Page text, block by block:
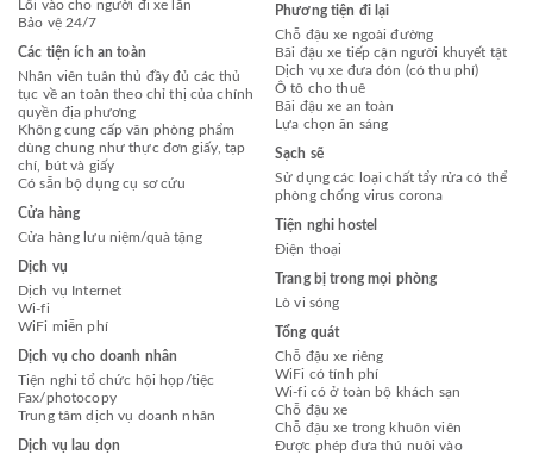
Lối vào cho người đi xe lăn
Bảo vệ 24/7
Các tiện ích an toàn
Nhân viên tuân thủ đầy đủ các thủ
tục về an toàn theo chỉ thị của chính
quyền địa phương
Không cung cấp văn phòng phẩm
dùng chung như thực đơn giấy, tạp
chí, bút và giấy
Có sẵn bộ dụng cụ sơ cứu
Cửa hàng
Cửa hàng lưu niệm/quà tặng
Dịch vụ
Dịch vụ Internet
Wi-fi
WiFi miễn phí
Dịch vụ cho doanh nhân
Tiện nghi tổ chức hội họp/tiệc
Fax/photocopy
Trung tâm dịch vụ doanh nhân
Dịch vụ lau dọn
Phương tiện đi lại
Chỗ đậu xe ngoài đường
Bãi đậu xe tiếp cận người khuyết tật
Dịch vụ xe đưa đón (có thu phí)
Ô tô cho thuê
Bãi đậu xe an toàn
Lựa chọn ăn sáng
Sạch sẽ
Sử dụng các loại chất tẩy rửa có thể
phòng chống virus corona
Tiện nghi hostel
Điện thoại
Trang bị trong mọi phòng
Lò vi sóng
Tổng quát
Chỗ đậu xe riêng
WiFi có tính phí
Wi-fi có ở toàn bộ khách sạn
Chỗ đậu xe
Chỗ đậu xe trong khuôn viên
Được phép đưa thú nuôi vào